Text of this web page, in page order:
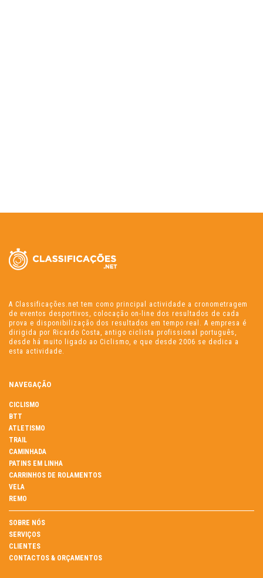
A Classificações.net tem como principal actividade a cronometragem
de eventos desportivos, colocação on-line dos resultados de cada
prova e disponibilização dos resultados em tempo real. A empresa é
dirigida por Ricardo Costa, antigo ciclista profissional português,
desde há muito ligado ao Ciclismo, e que desde 2006 se dedica a
esta actividade.
NAVEGAÇÃO
CICLISMO
BTT
ATLETISMO
TRAIL
CAMINHADA
PATINS EM LINHA
CARRINHOS DE ROLAMENTOS
VELA
REMO
SOBRE NÓS
SERVIÇOS
CLIENTES
CONTACTOS & ORÇAMENTOS